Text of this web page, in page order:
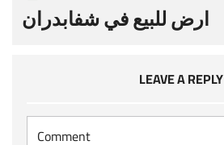
ارض للبيع في شفابدران
LEAVE A REPLY